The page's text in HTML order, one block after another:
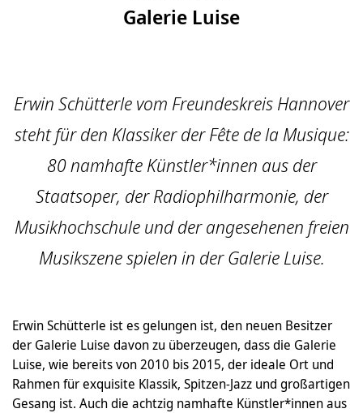
Galerie Luise
Erwin Schütterle vom Freundeskreis Hannover
steht für den Klassiker der Fête de la Musique:
80 namhafte Künstler*innen aus der
Staatsoper, der Radiophilharmonie, der
Musikhochschule und der angesehenen freien
Musikszene spielen in der Galerie Luise.
Erwin Schütterle ist es gelungen ist, den neuen Besitzer
der Galerie Luise davon zu überzeugen, dass die Galerie
Luise, wie bereits von 2010 bis 2015, der ideale Ort und
Rahmen für exquisite Klassik, Spitzen-Jazz und großartigen
Gesang ist. Auch die achtzig namhafte Künstler*innen aus